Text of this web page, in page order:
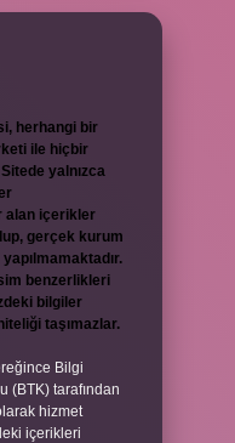
herhangi bir
ile hiçbir
yalnızca
alan içerikler
gerçek kurum
benzerlikleri
bilgiler
taşımazlar.
Bilgi
(BTK) tarafından
hizmet
içerikleri